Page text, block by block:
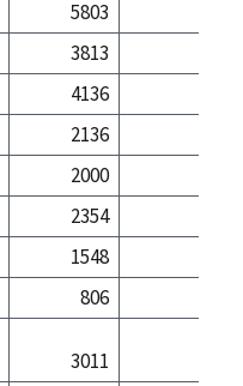
5803
3813
4136
2136
2000
2354
1548
806
3011